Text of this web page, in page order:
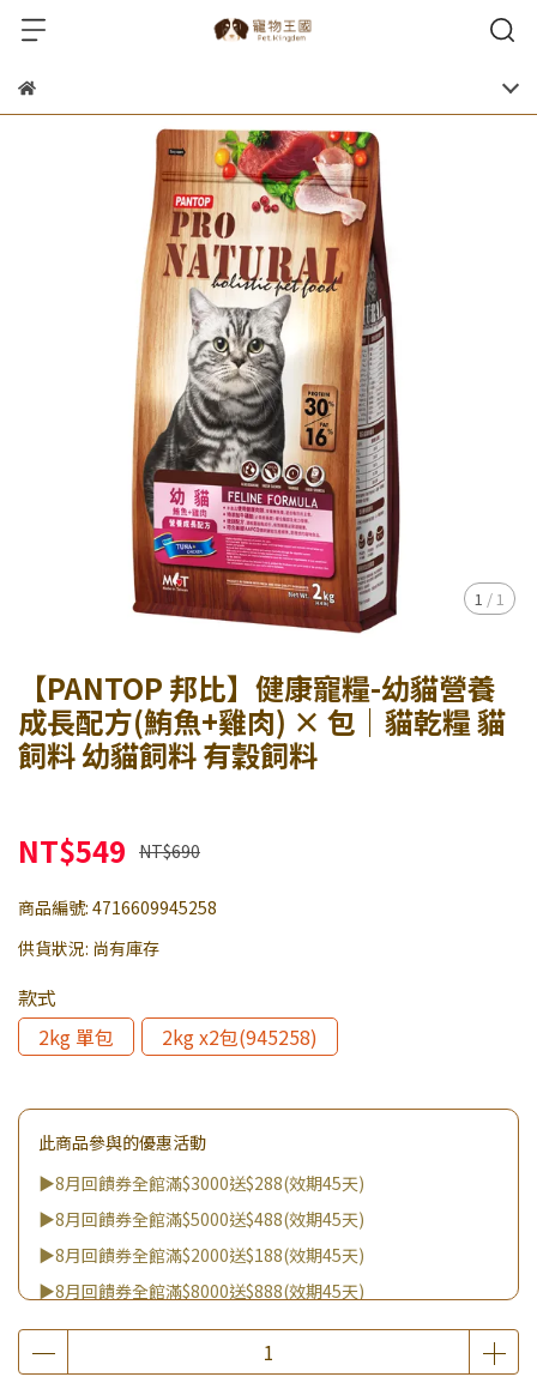
1 / 1
【PANTOP 邦比】健康寵糧-幼貓營養
成長配方(鮪魚+雞肉) × 包｜貓乾糧 貓
飼料 幼貓飼料 有穀飼料
NT$549 NT$690
商品編號: 4716609945258
供貨狀況: 尚有庫存
款式
2kg 單包
2kg x2包(945258)
此商品參與的優惠活動
▶8月回饋券全館滿$3000送$288(效期45天)
▶8月回饋券全館滿$5000送$488(效期45天)
▶8月回饋券全館滿$2000送$188(效期45天)
▶8月回饋券全館滿$8000送$888(效期45天)
▶8/8王國雙饗日 全館9折
▶消費滿999｜享超值價$299加購BIO UP面膜